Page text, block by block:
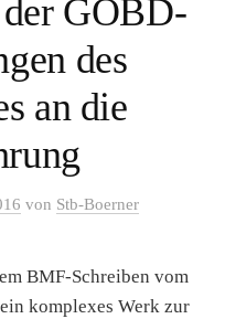
GOBD-
des
an die
von Stb-Boerner
BMF-Schreiben vom
komplexes Werk zur